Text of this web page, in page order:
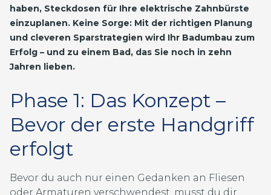
haben, Steckdosen für Ihre elektrische Zahnbürste
einzuplanen. Keine Sorge: Mit der richtigen Planung
und cleveren Sparstrategien wird Ihr Badumbau zum
Erfolg – und zu einem Bad, das Sie noch in zehn
Jahren lieben.
Phase 1: Das Konzept –
Bevor der erste Handgriff
erfolgt
Bevor du auch nur einen Gedanken an Fliesen
oder Armaturen verschwendest, musst du dir